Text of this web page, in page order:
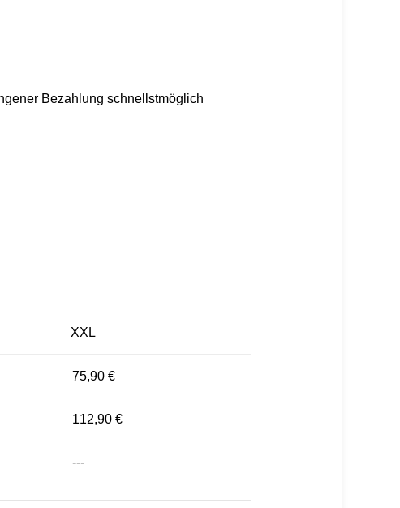
Bezahlung schnellstmöglich
XXL
75,90 €
112,90 €
---